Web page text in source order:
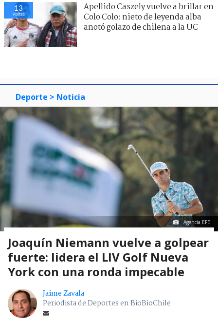
13
visitas
Apellido Caszely vuelve a brillar en
Colo Colo: nieto de leyenda alba
anotó golazo de chilena a la UC
Deporte > Noticia
Agencia EFE
Joaquín Niemann vuelve a golpear
fuerte: lidera el LIV Golf Nueva
York con una ronda impecable
Jaime Zavala
Periodista de Deportes en BioBioChile